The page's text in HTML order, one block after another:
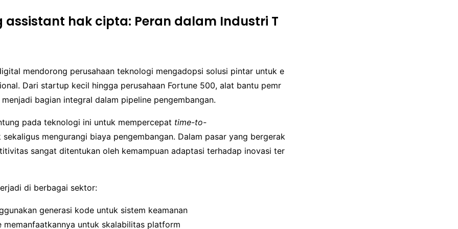
assistant hak cipta: Peran dalam Industri T
mendorong perusahaan teknologi mengadopsi solusi pintar untuk e
Dari startup kecil hingga perusahaan Fortune 500, alat bantu pemr
bagian integral dalam pipeline pengembangan.
pada teknologi ini untuk mempercepat time-to-
mengurangi biaya pengembangan. Dalam pasar yang bergerak
sangat ditentukan oleh kemampuan adaptasi terhadap inovasi ter
di berbagai sektor:
generasi kode untuk sistem keamanan
memanfaatkannya untuk skalabilitas platform